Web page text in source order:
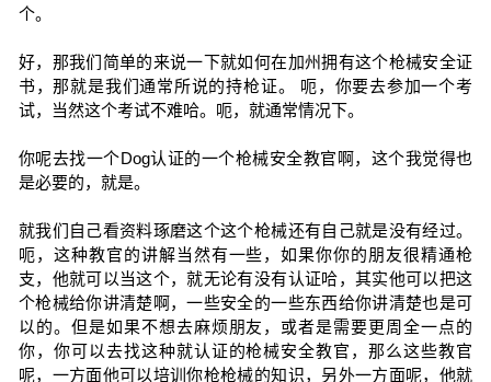
个。
好，那我们简单的来说一下就如何在加州拥有这个枪械安全证
书，那就是我们通常所说的持枪证。 呃，你要去参加一个考
试，当然这个考试不难哈。呃，就通常情况下。
你呢去找一个Dog认证的一个枪械安全教官啊，这个我觉得也
是必要的，就是。
就我们自己看资料琢磨这个这个枪械还有自己就是没有经过。
呃，这种教官的讲解当然有一些，如果你你的朋友很精通枪
支，他就可以当这个，就无论有没有认证哈，其实他可以把这
个枪械给你讲清楚啊，一些安全的一些东西给你讲清楚也是可
以的。但是如果不想去麻烦朋友，或者是需要更周全一点的
你，你可以去找这种就认证的枪械安全教官，那么这些教官
呢，一方面他可以培训你枪枪械的知识，另外一方面呢，他就